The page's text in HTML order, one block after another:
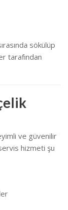
sökülüp
tarafından
ve güvenilir
hizmeti şu